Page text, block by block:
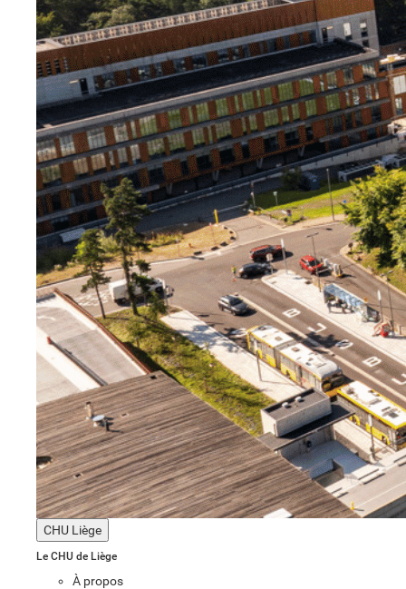
CHU Liège
Le CHU de Liège
À propos